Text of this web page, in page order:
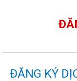
ĐĂNG KÝ